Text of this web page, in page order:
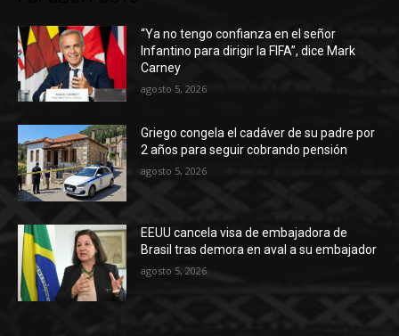
“Ya no tengo confianza en el señor
Infantino para dirigir la FIFA”, dice Mark
Carney
agosto 5, 2026
Griego congela el cadáver de su padre por
2 años para seguir cobrando pensión
agosto 5, 2026
EEUU cancela visa de embajadora de
Brasil tras demora en aval a su embajador
agosto 5, 2026